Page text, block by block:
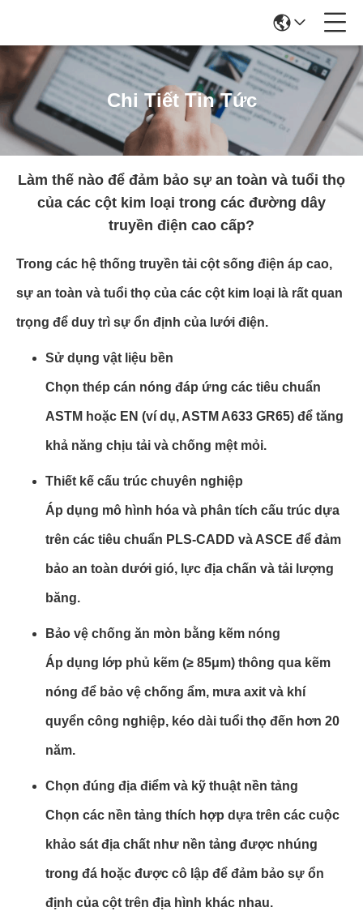
Chi Tiết Tin Tức
Làm thế nào để đảm bảo sự an toàn và tuổi thọ
của các cột kim loại trong các đường dây
truyền điện cao cấp?
Trong các hệ thống truyền tải cột sống điện áp cao,
sự an toàn và tuổi thọ của các cột kim loại là rất quan
trọng để duy trì sự ổn định của lưới điện.
Sử dụng vật liệu bền
Chọn thép cán nóng đáp ứng các tiêu chuẩn
ASTM hoặc EN (ví dụ, ASTM A633 GR65) để tăng
khả năng chịu tải và chống mệt mỏi.
Thiết kế cấu trúc chuyên nghiệp
Áp dụng mô hình hóa và phân tích cấu trúc dựa
trên các tiêu chuẩn PLS-CADD và ASCE để đảm
bảo an toàn dưới gió, lực địa chấn và tải lượng
băng.
Bảo vệ chống ăn mòn bằng kẽm nóng
Áp dụng lớp phủ kẽm (≥ 85μm) thông qua kẽm
nóng để bảo vệ chống ẩm, mưa axit và khí
quyển công nghiệp, kéo dài tuổi thọ đến hơn 20
năm.
Chọn đúng địa điểm và kỹ thuật nền tảng
Chọn các nền tảng thích hợp dựa trên các cuộc
khảo sát địa chất như nền tảng được nhúng
trong đá hoặc được cô lập để đảm bảo sự ổn
định của cột trên địa hình khác nhau.